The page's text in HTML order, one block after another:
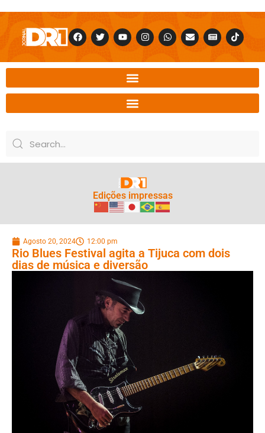
Edições impressas
Agosto 20, 2024 12:00 pm
Rio Blues Festival agita a Tijuca com dois
dias de música e diversão